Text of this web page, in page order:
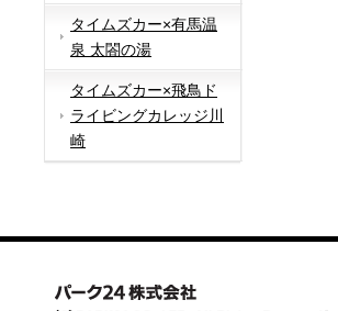
タイムズカー×有馬温
泉 太閤の湯
タイムズカー×飛鳥ド
ライビングカレッジ川
崎